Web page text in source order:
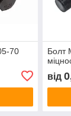
70
Болт
від